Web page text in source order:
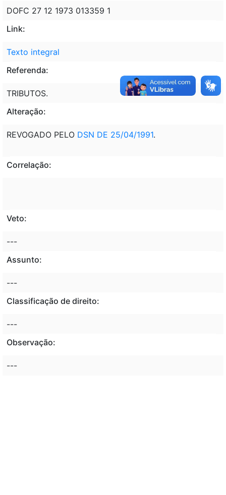
DOFC 27 12 1973 013359 1
Link:
Texto integral
Referenda:
TRIBUTOS.
Alteração:
REVOGADO PELO DSN DE 25/04/1991.
Correlação:
Veto:
---
Assunto:
---
Classificação de direito:
---
Observação:
---